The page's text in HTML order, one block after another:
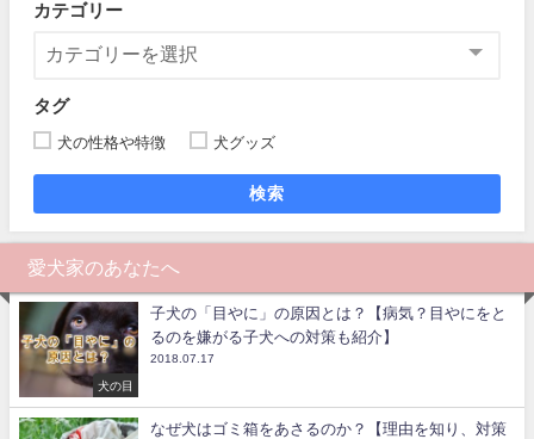
カテゴリー
タグ
犬の性格や特徴 犬グッズ
検索
愛犬家のあなたへ
犬の目
子犬の「目やに」の原因とは？【病気？目やにをと
るのを嫌がる子犬への対策も紹介】
2018.07.17
なぜ犬はゴミ箱をあさるのか？【理由を知り、対策